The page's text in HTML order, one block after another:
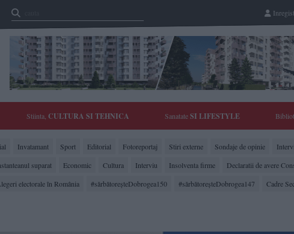
Stiinta, CULTURA SI TEHNICA SanatateSI LIFESTYLE
Invatamant Sport Editorial Fotoreportaj Stiri externe Sondaje de opinie
suparat Economic Cultura Interviu Insolventa firme Declaratii de avere
electorale în România #sărbătoreşteDobrogea150 #sărbătoreşteDobrogea147 Cadre